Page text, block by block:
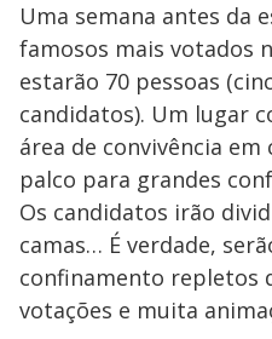
Uma semana antes da
famosos mais votados
estarão 70 pessoas
candidatos). Um lugar
área de convivência
palco para grandes
Os candidatos irão
camas… É verdade,
confinamento repletos
votações e muita